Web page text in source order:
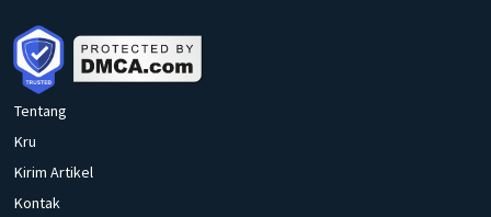
Tentang
Kru
Kirim Artikel
Kontak